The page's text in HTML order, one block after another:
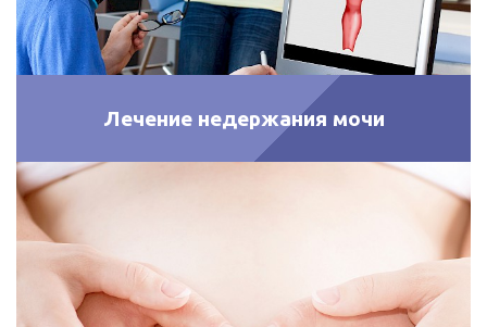
Лечение недержания мочи